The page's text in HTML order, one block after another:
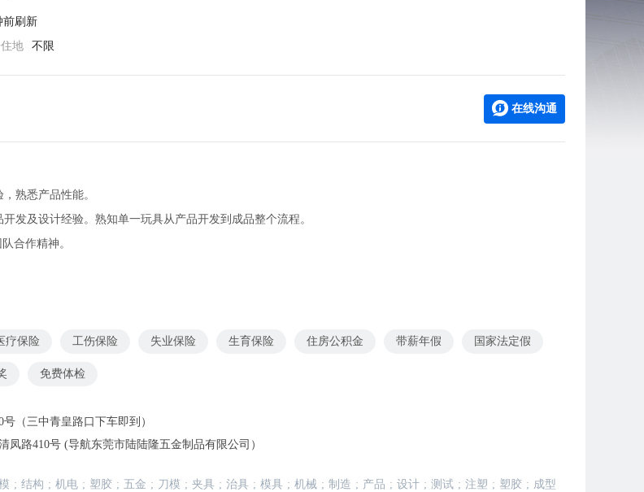
前刷新
地 不限
在线沟通
熟悉产品性能。
发及设计经验。熟知单一玩具从产品开发到成品整个流程。
合作精神。
疗保险 工伤保险 失业保险 生育保险 住房公积金 带薪年假 国家法定假
免费体检
（三中青皇路口下车即到）
凤路410号 (导航东莞市陆陆隆五金制品有限公司）
; 结构 ; 机电 ; 塑胶 ; 五金 ; 刀模 ; 夹具 ; 治具 ; 模具 ; 机械 ; 制造 ; 产品 ; 设计 ; 测试 ; 注塑 ; 塑胶 ; 成型